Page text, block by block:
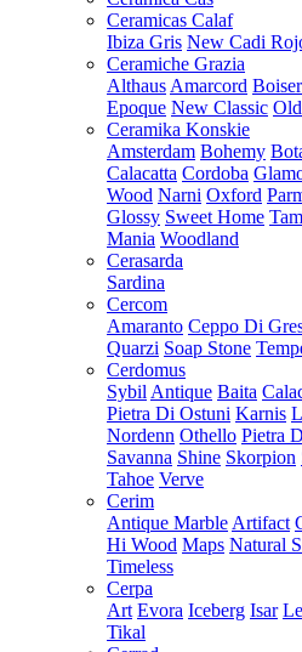
Ceramicas Calaf
Ibiza Gris New Cadi
Ceramiche Grazia
Althaus Amarcord
Epoque New Classic
Ceramika Konskie
Amsterdam Bohemy
Calacatta Cordoba
Wood Narni Oxford
Glossy Sweet Home
Mania Woodland
Cerasarda
Sardina
Cercom
Amaranto Ceppo Di
Quarzi Soap Stone
Cerdomus
Sybil Antique Baita
Pietra Di Ostuni Karnis
Nordenn Othello Pietra
Savanna Shine Skorpion
Tahoe Verve
Cerim
Antique Marble Artifact
Hi Wood Maps Natural
Timeless
Cerpa
Art Evora Iceberg Isar
Tikal